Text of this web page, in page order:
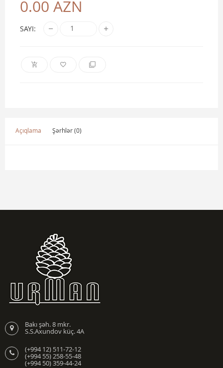
0.00 AZN
SAYI:
Açıqlama Şərhlər (0)
Bakı şəh. 8 mkr.
S.S.Axundov küç. 4A
(+994 12) 511-72-12
(+994 55) 258-55-48
(+994 50) 359-44-24